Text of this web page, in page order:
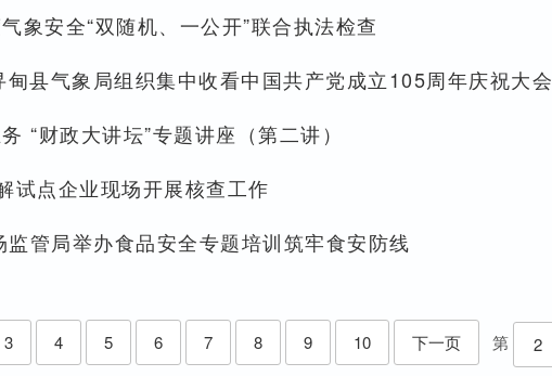
象安全“双随机、一公开”联合执法检查
县气象局组织集中收看中国共产党成立105周年庆祝大会
“财政大讲坛”专题讲座（第二讲）
试点企业现场开展核查工作
管局举办食品安全专题培训筑牢食安防线
3 4 5 6 7 8 9 10 下一页 第